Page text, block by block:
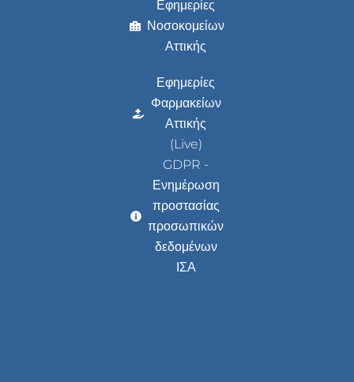
Εφημερίες
Νοσοκομείων
Αττικής
Εφημερίες
Φαρμακείων
Αττικής
(Live)
GDPR -
Ενημέρωση
προστασίας
προσωπικών
δεδομένων
ΙΣΑ